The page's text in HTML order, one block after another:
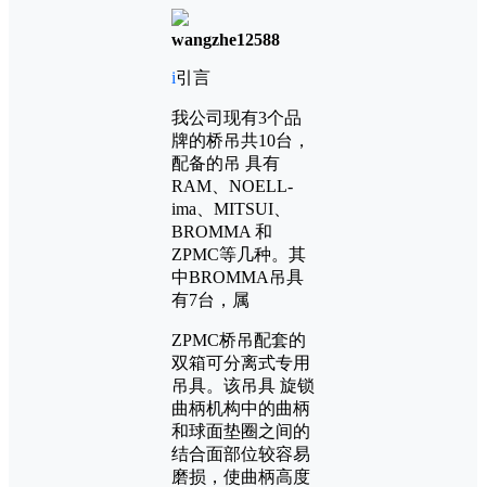
wangzhe12588
i引言
我公司现有3个品
牌的桥吊共10台，
配备的吊 具有
RAM、NOELL-
ima、MITSUI、
BROMMA 和
ZPMC等几种。其
中BROMMA吊具
有7台，属
ZPMC桥吊配套的
双箱可分离式专用
吊具。该吊具 旋锁
曲柄机构中的曲柄
和球面垫圈之间的
结合面部位较容易
磨损，使曲柄高度